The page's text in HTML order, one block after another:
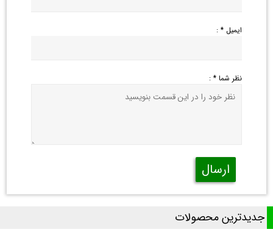
ایمیل * :
نظر شما * :
ارسال
جدیدترین محصولات